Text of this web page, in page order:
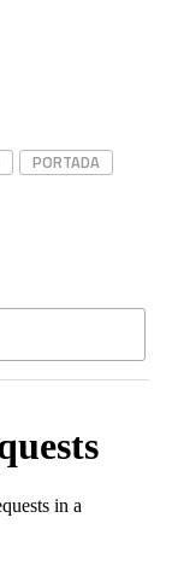
PORTADA